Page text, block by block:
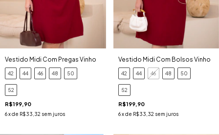
Vestido Midi Com Pregas Vinho
42 44 46 48 50
52
R$199,90
6x de R$33,32 sem juros
Vestido Midi Com Bolsos Vinho
42 44 46 48 50
52
R$199,90
6 x de R$33,32 sem juros